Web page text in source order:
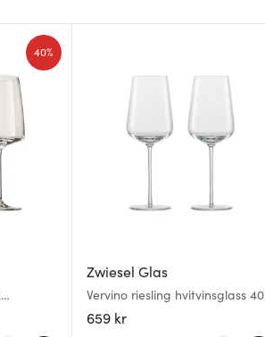
40%
Zwiesel Glas
Vervino riesling hvitvinsglass 40
cl 2 stk
659 kr